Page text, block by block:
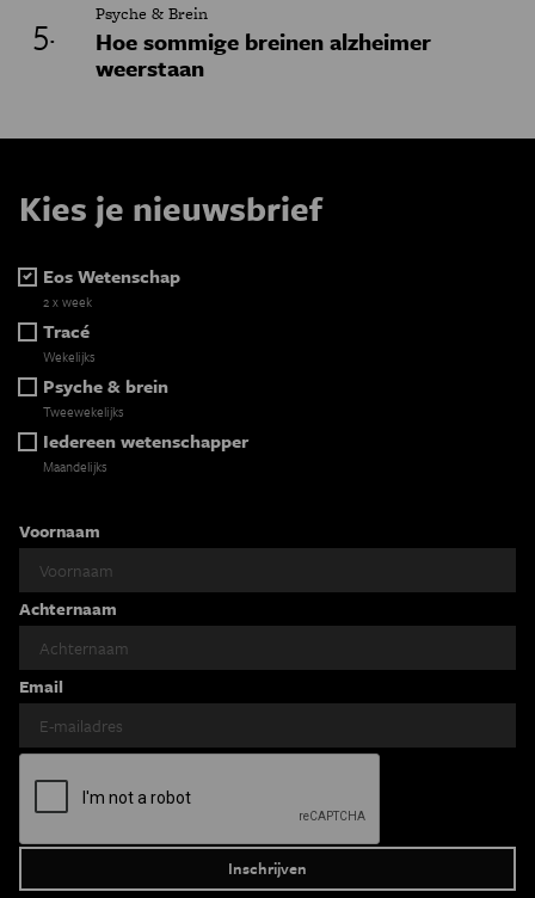
Psyche & Brein
Hoe sommige breinen alzheimer
weerstaan
Kies je nieuwsbrief
Eos Wetenschap
2 x week
Tracé
Wekelijks
Psyche & brein
Tweewekelijks
Iedereen wetenschapper
Maandelijks
Voornaam
Achternaam
Email